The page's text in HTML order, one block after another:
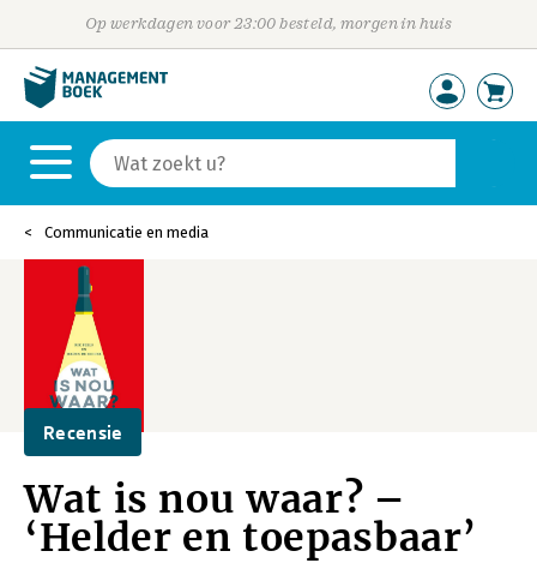
Op werkdagen voor 23:00 besteld, morgen in huis
Communicatie en media
Recensie
Wat is nou waar? –
‘Helder en toepasbaar’